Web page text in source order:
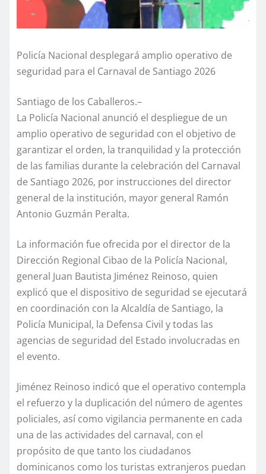
Policía Nacional desplegará amplio operativo de
seguridad para el Carnaval de Santiago 2026
Santiago de los Caballeros.–
La Policía Nacional anunció el despliegue de un
amplio operativo de seguridad con el objetivo de
garantizar el orden, la tranquilidad y la protección
de las familias durante la celebración del Carnaval
de Santiago 2026, por instrucciones del director
general de la institución, mayor general Ramón
Antonio Guzmán Peralta.
La información fue ofrecida por el director de la
Dirección Regional Cibao de la Policía Nacional,
general Juan Bautista Jiménez Reinoso, quien
explicó que el dispositivo de seguridad se ejecutará
en coordinación con la Alcaldía de Santiago, la
Policía Municipal, la Defensa Civil y todas las
agencias de seguridad del Estado involucradas en
el evento.
Jiménez Reinoso indicó que el operativo contempla
el refuerzo y la duplicación del número de agentes
policiales, así como vigilancia permanente en cada
una de las actividades del carnaval, con el
propósito de que tanto los ciudadanos
dominicanos como los turistas extranjeros puedan